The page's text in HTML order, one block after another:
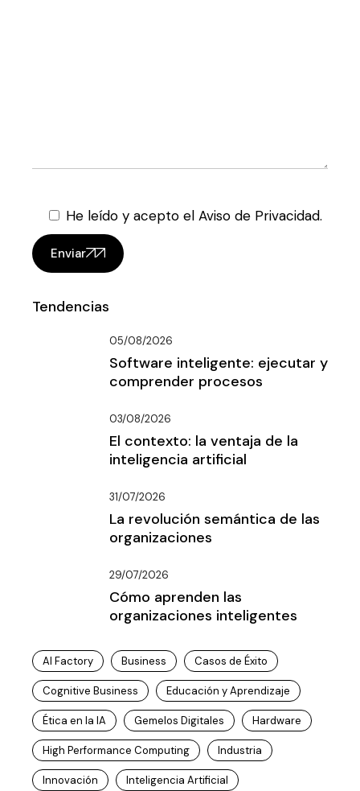
He leído y acepto el Aviso de Privacidad.
Enviar
Tendencias
05/08/2026
Software inteligente: ejecutar y
comprender procesos
03/08/2026
El contexto: la ventaja de la
inteligencia artificial
31/07/2026
La revolución semántica de las
organizaciones
29/07/2026
Cómo aprenden las
organizaciones inteligentes
AI Factory Business Casos de Éxito
Cognitive Business Educación y Aprendizaje
Ética en la IA Gemelos Digitales Hardware
High Performance Computing Industria
Innovación Inteligencia Artificial